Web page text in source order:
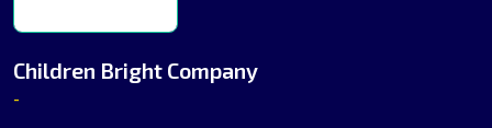
Children Bright Company
-